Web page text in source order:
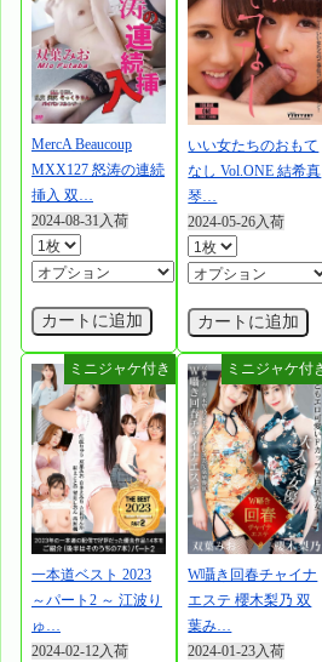
MercA Beaucoup
MXX127 怒涛の連続
挿入 双…
2024-08-31入荷
カートに追加
いい女たちのおもて
なし Vol.ONE 結希真
琴…
2024-05-26入荷
カートに追加
一本道ベスト 2023
～パート2 ～ 江波り
ゅ…
2024-02-12入荷
W囁き回春チャイナ
エステ 櫻木梨乃 双
葉み…
2024-01-23入荷